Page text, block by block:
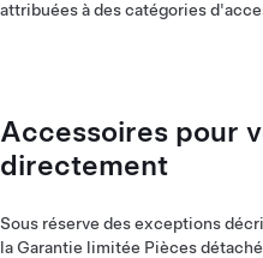
attribuées à des catégories
Accessoires pour
directement
Sous réserve des exceptions
la Garantie limitée Pièces